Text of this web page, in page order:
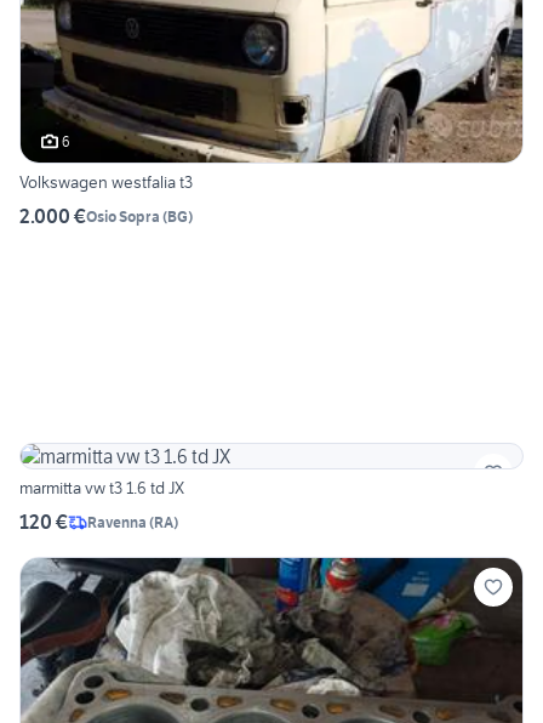
6
Volkswagen westfalia t3
2.000 €Osio Sopra (BG)
marmitta vw t3 1.6 td JX
120 € Ravenna (RA)